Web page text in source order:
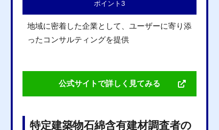
ポイント3
地域に密着した企業として、ユーザーに寄り添
ったコンサルティングを提供
公式サイトで詳しく見てみる
特定建築物石綿含有建材調査者の